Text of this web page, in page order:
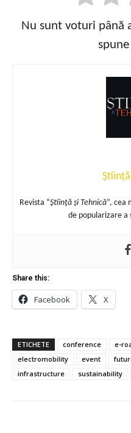
Nu sunt voturi până
Revista “Ştiinţă şi Tehnică“, cea
de popularizare a
Share this:
Facebook X
ETICHETE conference e-
electromobility
event
infrastructure
sustainability